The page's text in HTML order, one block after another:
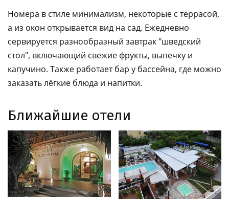
Номера в стиле минимализм, некоторые с террасой,
а из окон открывается вид на сад. Ежедневно
сервируется разнообразный завтрак "шведский
стол", включающий свежие фрукты, выпечку и
капучино. Также работает бар у бассейна, где можно
заказать лёгкие блюда и напитки.
Ближайшие отели